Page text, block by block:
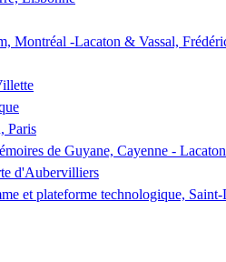
Montréal -Lacaton & Vassal,
Paris
de Guyane, Cayenne -
d'Aubervilliers
et plateforme technologique,